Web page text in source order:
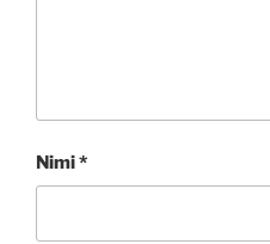
Nimi*